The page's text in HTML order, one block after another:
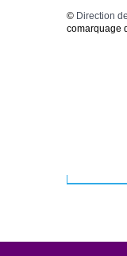
© Direction
comarquage